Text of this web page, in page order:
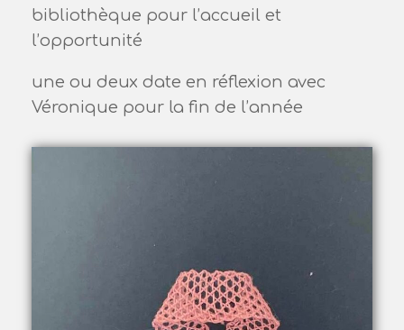
bibliothèque pour l’accueil et
l’opportunité
une ou deux date en réflexion avec
Véronique pour la fin de l’année